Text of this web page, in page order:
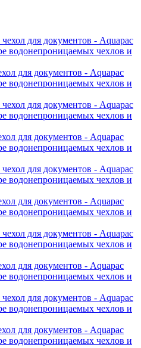
для документов - Aquapac
водонепроницаемых чехлов и
для документов - Aquapac
водонепроницаемых чехлов и
для документов - Aquapac
водонепроницаемых чехлов и
для документов - Aquapac
водонепроницаемых чехлов и
для документов - Aquapac
водонепроницаемых чехлов и